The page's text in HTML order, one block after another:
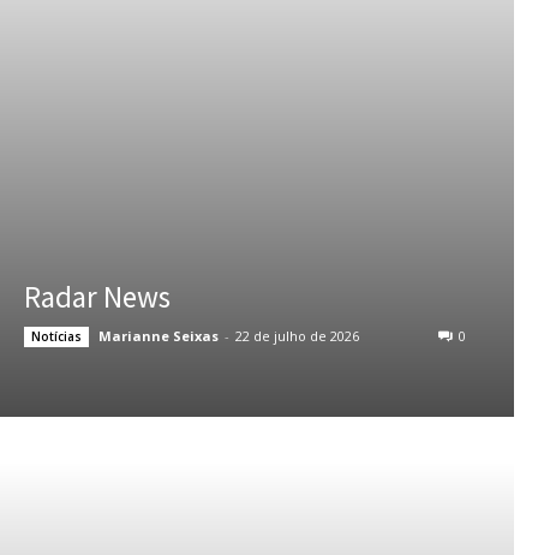
Radar News
Notícias Marianne Seixas - 22 de julho de 2026 0